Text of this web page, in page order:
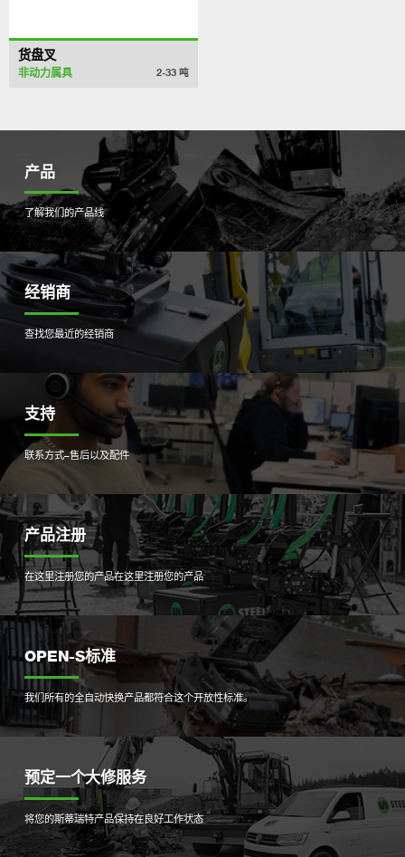
货盘叉
非动力属具 2-33 吨
产品
了解我们的产品线
经销商
查找您最近的经销商
支持
联系方式–售后以及配件
产品注册
在这里注册您的产品在这里注册您的产品
OPEN-S标准
我们所有的全自动快换产品都符合这个开放性标准。
预定一个大修服务
将您的斯蒂瑞特产品保持在良好工作状态